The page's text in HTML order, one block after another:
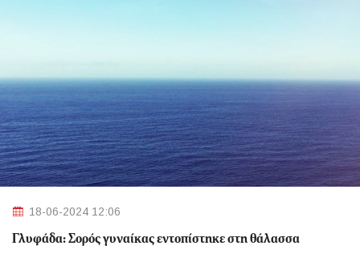
18-06-2024 12:06
Γλυφάδα: Σορός γυναίκας εντοπίστηκε στη θάλασσα